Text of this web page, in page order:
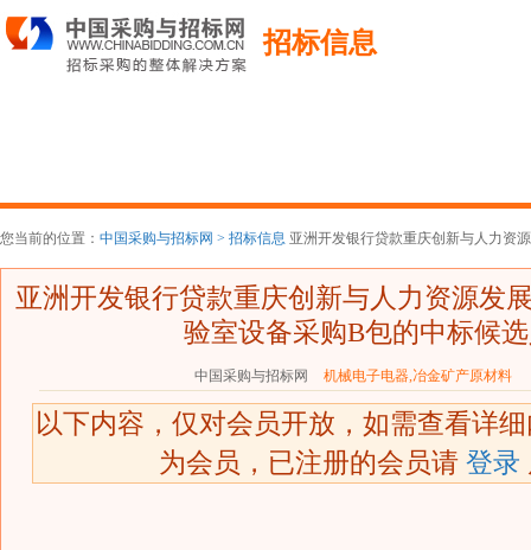
招标信息
您当前的位置： 中国采购与招标网 > 招标信息 亚洲开发银行贷款重庆创新与人力资
亚洲开发银行贷款重庆创新与人力资源发
验室设备采购B包的中标候
中国采购与招标网 机械电子电器,冶金矿产原材料
以下内容，仅对会员开放，如需查看详
为会员，已注册的会员请 登录